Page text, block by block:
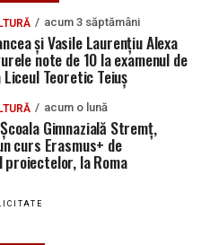
acum 3 săptămâni
și Vasile Laurențiu Alexa
note de 10 la examenul de
Teoretic Teiuș
acum o lună
Gimnazială Stremț,
curs Erasmus+ de
proiectelor, la Roma